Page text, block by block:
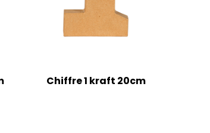
Chiffre 1 kraft 20cm